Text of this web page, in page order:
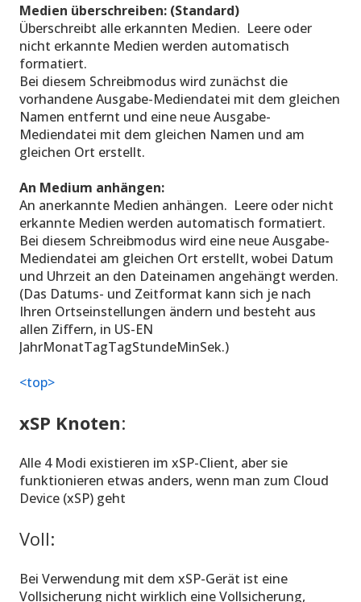
Medien überschreiben: (Standard)
Überschreibt alle erkannten Medien. Leere oder
nicht erkannte Medien werden automatisch
formatiert.
Bei diesem Schreibmodus wird zunächst die
vorhandene Ausgabe-Mediendatei mit dem gleichen
Namen entfernt und eine neue Ausgabe-
Mediendatei mit dem gleichen Namen und am
gleichen Ort erstellt.
An Medium anhängen:
An anerkannte Medien anhängen. Leere oder nicht
erkannte Medien werden automatisch formatiert.
Bei diesem Schreibmodus wird eine neue Ausgabe-
Mediendatei am gleichen Ort erstellt, wobei Datum
und Uhrzeit an den Dateinamen angehängt werden.
(Das Datums- und Zeitformat kann sich je nach
Ihren Ortseinstellungen ändern und besteht aus
allen Ziffern, in US-EN
JahrMonatTagTagStundeMinSek.)
<top>
xSP Knoten:
Alle 4 Modi existieren im xSP-Client, aber sie
funktionieren etwas anders, wenn man zum Cloud
Device (xSP) geht
Voll:
Bei Verwendung mit dem xSP-Gerät ist eine
Vollsicherung nicht wirklich eine Vollsicherung,